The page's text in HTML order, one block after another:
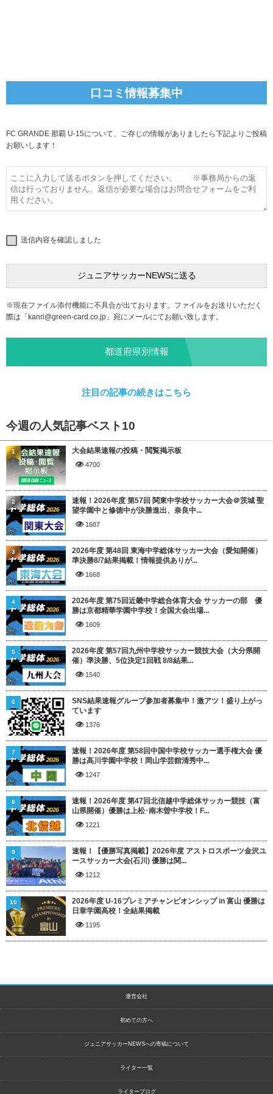
口コミ情報募集中
FC GRANDE 那覇 U-15について、ご存じの情報がありましたら下記よりご投稿
お願いします！
送信内容を確認しました
※現在ファイル添付機能に不具合が出ております。ファイルをお送りいただく
際は「kanri@green-card.co.jp 」宛にメールにてお願い致します。
都道府県別情報
注目の記事の続きはこちら
今週の人気記事ベスト10
大会結果速報の投稿・閲覧掲示板
4700
1
速報！2026年度 第57回 関東中学校サッカー大会＠茨城 聖
望学園中と修徳中が決勝進出、奈良中...
1687
2
2026年度 第48回 東海中学総体サッカー大会（愛知開催）
準決勝8/7結果掲載！情報提供ありが...
1668
3
2026年度 第75回近畿中学総合体育大会 サッカーの部 優
勝は京都精華学園中学校！全国大会出場...
1609
4
2026年度 第57回九州中学校サッカー競技大会（大分県開
催）準決勝、5位決定1回戦 8/8結果...
1540
5
SNS結果速報グループ参加者募集中！激アツ！盛り上がっ
ています
1376
6
速報！2026年度 第58回中国中学校サッカー選手権大会 優
勝は高川学園中学校！岡山学芸館清秀中...
1247
7
速報！2026年度 第47回北信越中学総体サッカー競技（富
山県開催）優勝は上松･南木曽中学校！F...
1221
8
速報！【優勝写真掲載】2026年度 アストロスポーツ金沢ユ
ースサッカー大会(石川) 優勝は関...
1212
9
2026年度 U-16プレミアチャンピオンシップ in 富山 優勝は
日章学園高校！全結果掲載
1195
10
運営会社
初めての方へ
ジュニアサッカーNEWSへの寄稿について
ライター一覧
ライターブログ